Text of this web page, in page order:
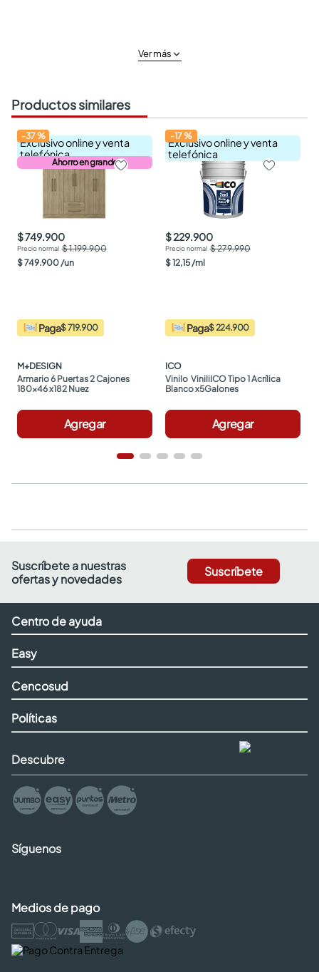
Ver más
Productos similares
Exclusivo online y venta
telefónica
Ahorro en grande
-37%
$ 749.900
$ 1.199.900
$749.900 /un
Paga$ 719.900
M+DESIGN
Armario 6 Puertas 2 Cajones
180x46 x182 Nuez
Agregar
Exclusivo online y venta
telefónica
-17%
$ 229.900
$ 279.990
$12,15 /ml
Paga$ 224.900
ICO
Vinilo  ViniliICO Tipo 1 Acrílica
Blanco x5Galones
Agregar
Suscríbete a nuestras
ofertas y novedades
Suscríbete
Centro de ayuda
Easy
Cencosud
Políticas
Descubre
Síguenos
Medios de pago